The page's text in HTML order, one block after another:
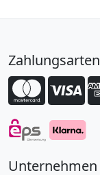
Zahlungsarten
Unternehmen